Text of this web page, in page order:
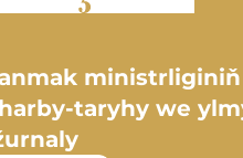
ministrliginiň
taryhy we